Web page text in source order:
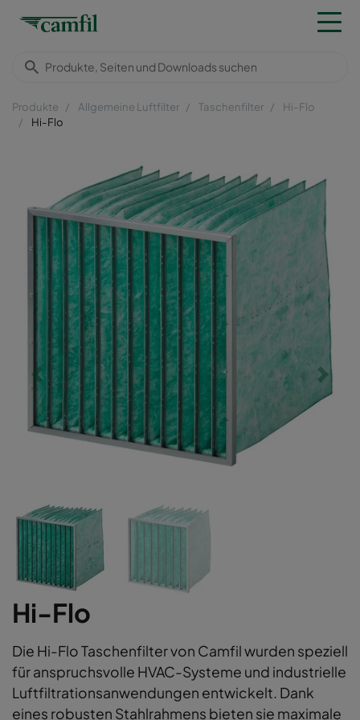
Produkte Allgemeine Luftfilter Taschenfilter
Hi-Flo
Hi-Flo
Hi-Flo
Die Hi-Flo Taschenfilter von Camfil wurden speziell
für anspruchsvolle HVAC-Systeme und industrielle
Luftfiltrationsanwendungen entwickelt. Dank
eines robusten Stahlrahmens bieten sie maximale